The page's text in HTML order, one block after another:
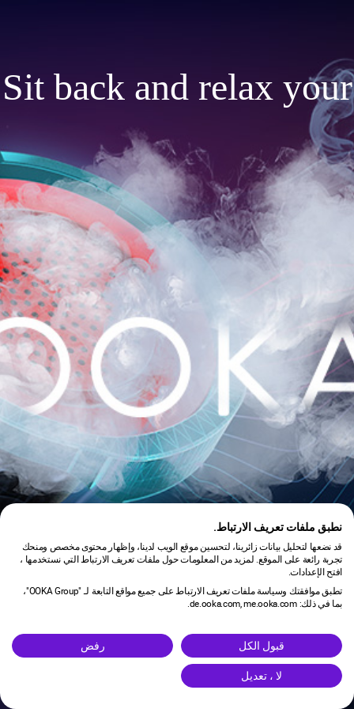
Sit back and relax your
is under maintenance.
نطبق ملفات تعريف الارتباط.
قد نضعها لتحليل بيانات زائرينا، لتحسين موقع الويب لدينا، وإظهار محتوى مخصص ومنحك
تجربة رائعة على الموقع. لمزيد من المعلومات حول ملفات تعريف الارتباط التي نستخدمها ،
افتح الإعدادات.
تطبق موافقتك وسياسة ملفات تعريف الارتباط على جميع مواقع التابعة لـ "OOKA Group"،
بما في ذلك: de.ooka.com, me.ooka.com.
قبول الكل رفض
لا ، تعديل